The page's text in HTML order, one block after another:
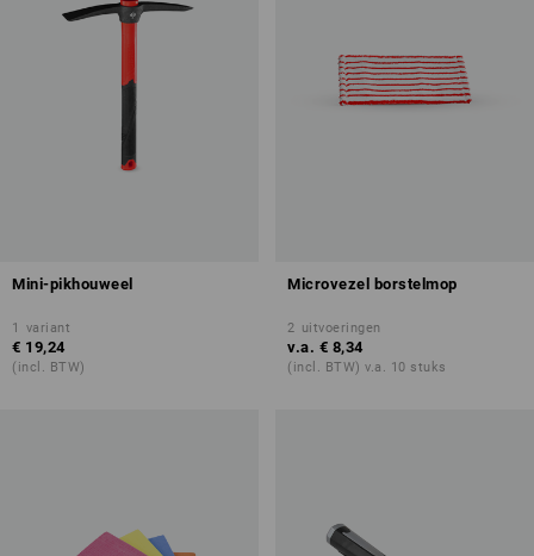
Mini-pikhouweel
1 variant
€ 19,24
(incl. BTW)
Microvezel borstelmop
2 uitvoeringen
v.a. € 8,34
(incl. BTW) v.a. 10 stuks